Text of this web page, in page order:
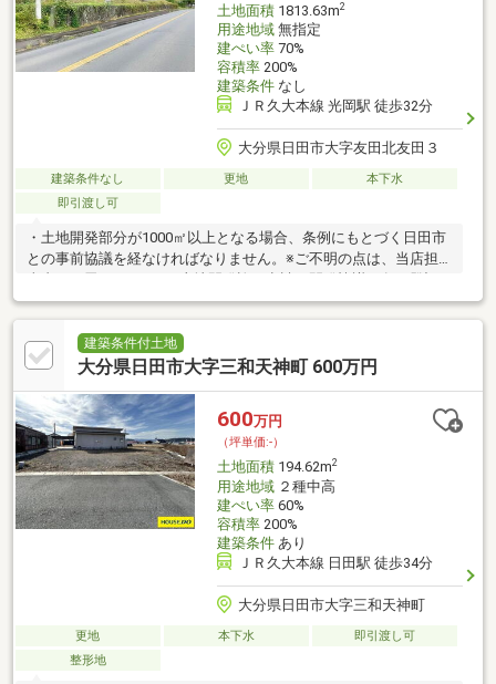
土地面積1813.63m2
用途地域無指定
建ぺい率70%
容積率200%
建築条件なし
ＪＲ久大本線 光岡駅 徒歩32分
大分県日田市大字友田北友田３
建築条件なし 更地
本下水
即引渡し可
・土地開発部分が1000㎡以上となる場合、条例にもとづく日田市
との事前協議を経なければなりません。※ご不明の点は、当店担
などに関わる費用は、買主様の負担になります。※近隣での路上
駐車や無断駐車、無断撮影等はご遠慮願います。※現状有姿での
お引渡しになります。※売主は一切の契約不適合責任を負担致し
ませんので、あらかじめご了承願います。
建築条件付土地
大分県日田市大字三和天神町 600万円
600万円
（坪単価:-）
土地面積194.62m2
用途地域２種中高
建ぺい率60%
容積率200%
建築条件あり
ＪＲ久大本線 日田駅 徒歩34分
大分県日田市大字三和天神町
更地 本下水
即引渡し可
整形地